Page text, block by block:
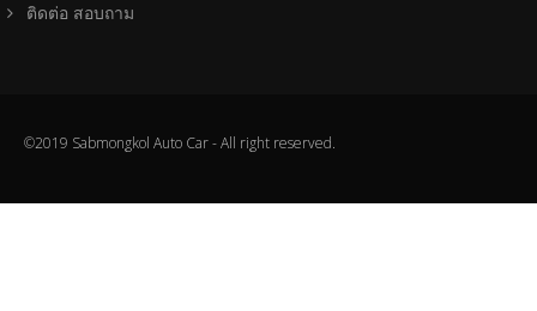
ติดต่อ สอบถาม
©2019 Sabmongkol Auto Car - All right reserved.